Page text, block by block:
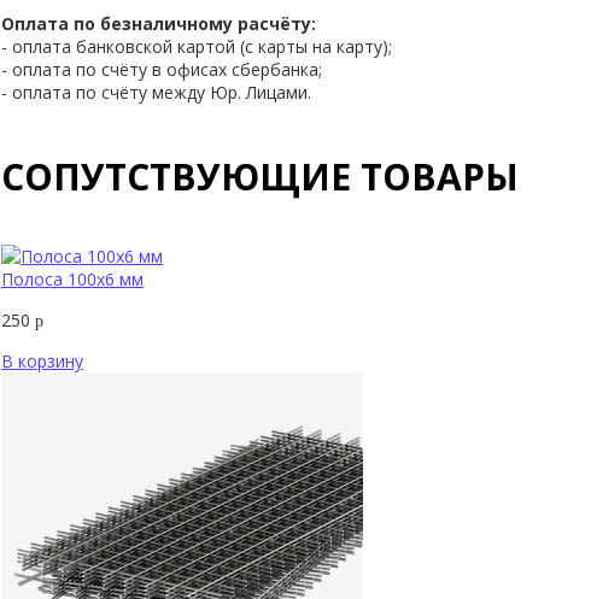
Оплата по безналичному расчёту:
- оплата банковской картой (с карты на карту);
- оплата по счёту в офисах сбербанка;
- оплата по счёту между Юр. Лицами.
СОПУТСТВУЮЩИЕ ТОВАРЫ
Полоса 100х6 мм
250 р
В корзину